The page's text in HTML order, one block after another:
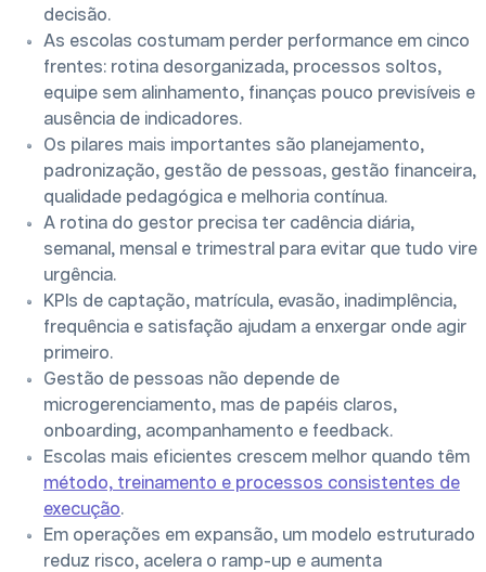
decisão.
As escolas costumam perder performance em cinco
frentes: rotina desorganizada, processos soltos,
equipe sem alinhamento, finanças pouco previsíveis e
ausência de indicadores.
Os pilares mais importantes são planejamento,
padronização, gestão de pessoas, gestão financeira,
qualidade pedagógica e melhoria contínua.
A rotina do gestor precisa ter cadência diária,
semanal, mensal e trimestral para evitar que tudo vire
urgência.
KPIs de captação, matrícula, evasão, inadimplência,
frequência e satisfação ajudam a enxergar onde agir
primeiro.
Gestão de pessoas não depende de
microgerenciamento, mas de papéis claros,
onboarding, acompanhamento e feedback.
Escolas mais eficientes crescem melhor quando têm
método, treinamento e processos consistentes de
execução.
Em operações em expansão, um modelo estruturado
reduz risco, acelera o ramp-up e aumenta